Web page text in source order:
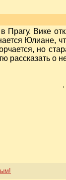
Прагу. Вике
Юлиане,
но
рассказать о
.